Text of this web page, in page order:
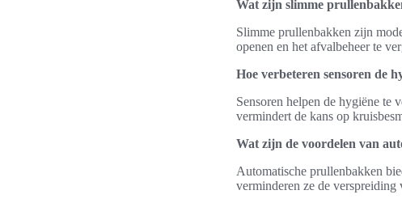
Wat zijn slimme
Slimme prullenbakken zijn
openen en het afvalbeheer te
Hoe verbeteren sensoren de
Sensoren helpen de hygiëne te
vermindert de kans op
Wat zijn de voordelen van
Automatische prullenbakken
verminderen ze de verspreiding